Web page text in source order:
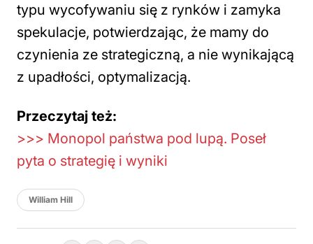
typu wycofywaniu się z rynków i zamyka
spekulacje, potwierdzając, że mamy do
czynienia ze strategiczną, a nie wynikającą
z upadłości, optymalizacją.
Przeczytaj też:
>>> Monopol państwa pod lupą. Poseł
pyta o strategię i wyniki
William Hill